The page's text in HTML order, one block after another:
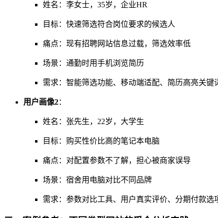
姓名：李女士，35岁，企业HR
目标：快速筛选符合岗位要求的候选人
痛点：现有招聘网站信息过载，筛选效率低
场景：通勤时用手机浏览简历
需求：智能筛选功能、移动端适配、简历高亮关键
用户画像2：
姓名：张先生，22岁，大学生
目标：购买性价比高的笔记本电脑
痛点：对配置参数不了解，担心被商家误导
场景：宿舍用电脑对比不同品牌
需求：参数对比工具、用户真实评价、分期付款选